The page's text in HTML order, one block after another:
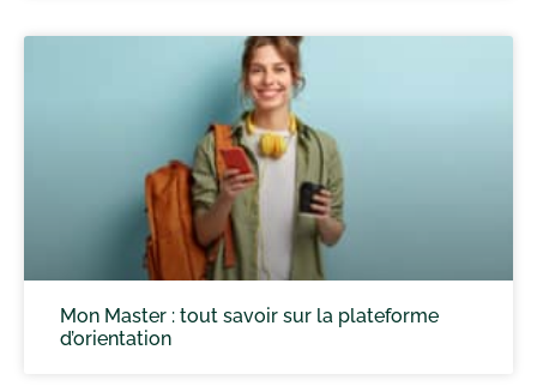
Mon Master : tout savoir sur la plateforme
d’orientation